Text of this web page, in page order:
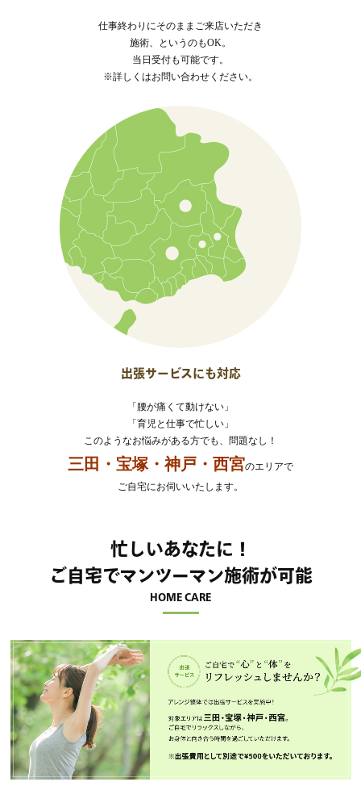
仕事終わりにそのままご来店いただき
施術、というのもOK。
当日受付も可能です。
※詳しくはお問い合わせください。
出張サービスにも対応
「腰が痛くて動けない」
「育児と仕事で忙しい」
このようなお悩みがある方でも、問題なし！
三田・宝塚・神戸・西宮のエリアで
ご自宅にお伺いいたします。
忙しいあなたに！
ご自宅でマンツーマン施術が可能
HOME CARE